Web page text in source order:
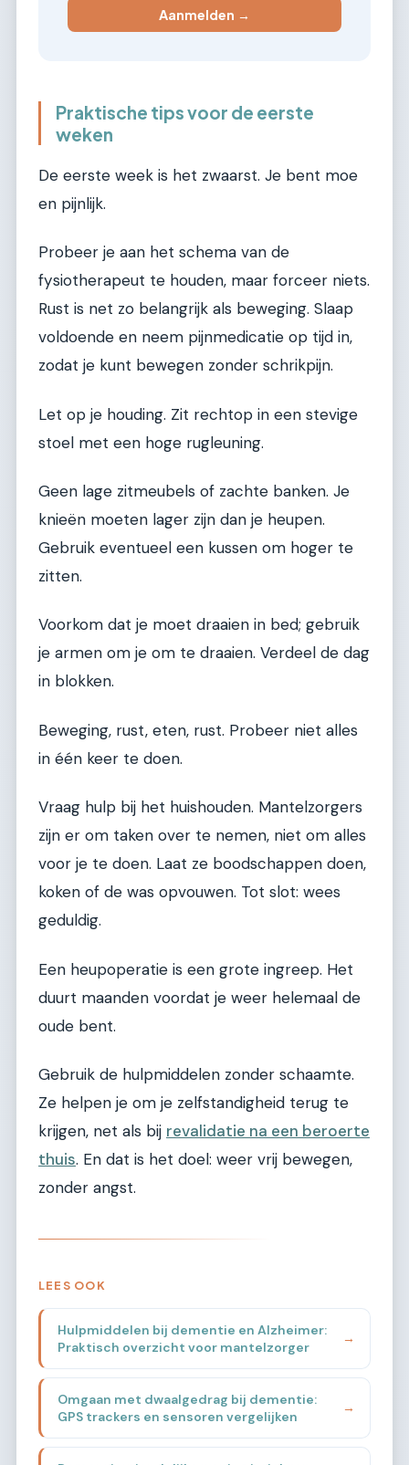
Aanmelden →
Praktische tips voor de eerste
weken
De eerste week is het zwaarst. Je bent moe
en pijnlijk.
Probeer je aan het schema van de
fysiotherapeut te houden, maar forceer niets.
Rust is net zo belangrijk als beweging. Slaap
voldoende en neem pijnmedicatie op tijd in,
zodat je kunt bewegen zonder schrikpijn.
Let op je houding. Zit rechtop in een stevige
stoel met een hoge rugleuning.
Geen lage zitmeubels of zachte banken. Je
knieën moeten lager zijn dan je heupen.
Gebruik eventueel een kussen om hoger te
zitten.
Voorkom dat je moet draaien in bed; gebruik
je armen om je om te draaien. Verdeel de dag
in blokken.
Beweging, rust, eten, rust. Probeer niet alles
in één keer te doen.
Vraag hulp bij het huishouden. Mantelzorgers
zijn er om taken over te nemen, niet om alles
voor je te doen. Laat ze boodschappen doen,
koken of de was opvouwen. Tot slot: wees
geduldig.
Een heupoperatie is een grote ingreep. Het
duurt maanden voordat je weer helemaal de
oude bent.
Gebruik de hulpmiddelen zonder schaamte.
Ze helpen je om je zelfstandigheid terug te
krijgen, net als bij revalidatie na een beroerte
thuis. En dat is het doel: weer vrij bewegen,
zonder angst.
LEES OOK
Hulpmiddelen bij dementie en Alzheimer:
Praktisch overzicht voor mantelzorger
→
Omgaan met dwaalgedrag bij dementie:
GPS trackers en sensoren vergelijken
→